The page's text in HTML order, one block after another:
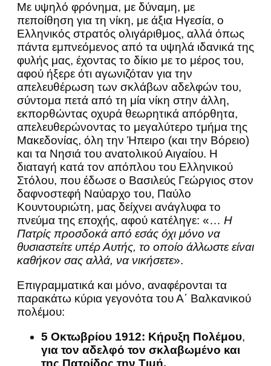
Με υψηλό φρόνημα, με δύναμη, με
πεποίθηση για τη νίκη, με άξια Ηγεσία, ο
Ελληνικός στρατός ολιγάριθμος, αλλά όπως
πάντα εμπνεόμενος από τα υψηλά ιδανικά της
φυλής μας, έχοντας το δίκιο με το μέρος του,
αφού ήξερε ότι αγωνιζόταν για την
απελευθέρωση των σκλάβων αδελφών του,
σύντομα πετά από τη μία νίκη στην άλλη,
εκπορθώντας οχυρά θεωρητικά απόρθητα,
απελευθερώνοντας το μεγαλύτερο τμήμα της
Μακεδονίας, όλη την Ήπειρο (και την Βόρειο)
και τα Νησιά του ανατολικού Αιγαίου. Η
διαταγή κατά τον απόπλου του Ελληνικού
Στόλου, που έδωσε ο Βασιλεύς Γεώργιος στον
δαφνοστεφή Ναύαρχο του, Παύλο
Κουντουριώτη, μας δείχνει ανάγλυφα το
πνεύμα της εποχής, αφού κατέληγε: «… Η
Πατρίς προσδοκά από εσάς όχι μόνο να
θυσιαστείτε υπέρ Αυτής, το οποίο άλλωστε είναι
καθήκον σας αλλά, να νικήσετε».
Επιγραμματικά και μόνο, αναφέρονται τα
παρακάτω κύρια γεγονότα του Α΄ Βαλκανικού
πολέμου:
5 Οκτωβρίου 1912: Κήρυξη Πολέμου,
για τον αδελφό τον σκλαβωμένο και
της Πατρίδος την Τιμή.